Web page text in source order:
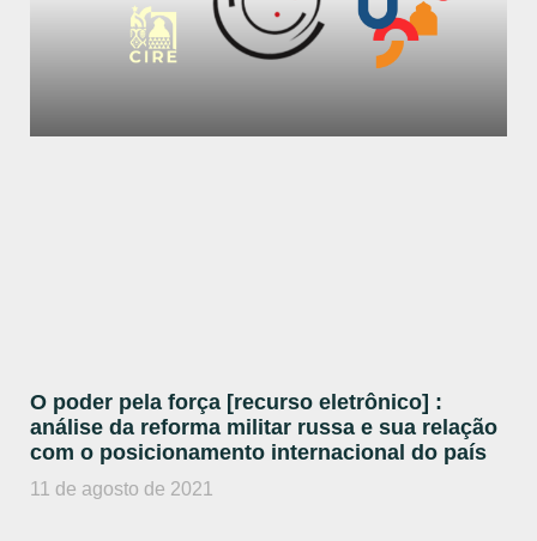
O poder pela força [recurso eletrônico] :
análise da reforma militar russa e sua relação
com o posicionamento internacional do país
11 de agosto de 2021